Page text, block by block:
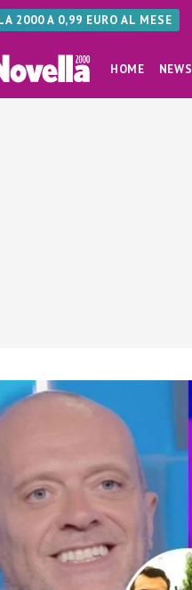
2000 A 0,99 EURO AL MESE
HOME NEWS